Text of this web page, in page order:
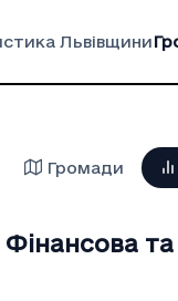
Львівщини
Громади